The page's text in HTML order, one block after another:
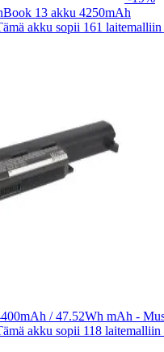
13 akku 4250mAh
akku sopii 161 laitemalliin
/ 47.52Wh mAh -
akku sopii 118 laitemalliin